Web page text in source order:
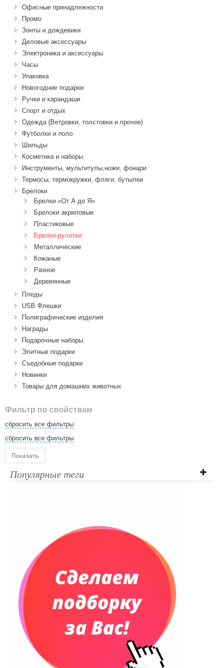
Офисные принадлежности
Промо
Зонты и дождевики
Деловые аксессуары
Электроника и аксессуары
Часы
Упаковка
Новогодние подарки
Ручки и карандаши
Спорт и отдых
Одежда (Ветровки, толстовки и прочее)
Футболки и поло
Шильды
Косметика и наборы
Инструменты, мультитулы,ножи, фонари
Термосы, термокружки, фляги, бутылки
Брелоки
Брелки «От А до Я»
Брелоки акриловые
Пластиковые
Брелки-рулетки
Металлические
Кожаные
Разное
Деревянные
Пледы
USB Флешки
Полиграфические изделия
Награды
Подарочные наборы
Элитные подарки
Cъедобные подарки
Новинки
Товары для домашних животных
Фильтр по свойствам
сбросить все фильтры
сбросить все фильтры
Показать
Популярные теги